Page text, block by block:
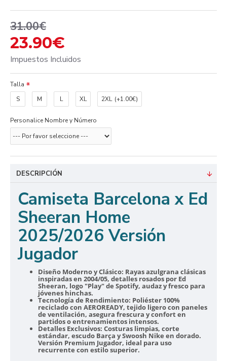
23.90€
31.00€
Impuestos Incluidos
Talla
S
M L XL 2XL (+1.00€)
Personalice Nombre y Número
DESCRIPCIÓN
Camiseta Barcelona x Ed
Sheeran Home
2025/2026 Versión
Jugador
Diseño Moderno y Clásico: Rayas azulgrana clásicas
inspiradas en 2004/05, detalles rosados por Ed
Sheeran, logo "Play" de Spotify, audaz y fresco para
jóvenes hinchas.
Tecnología de Rendimiento: Poliéster 100%
reciclado con AEROREADY, tejido ligero con paneles
de ventilación, asegura frescura y confort en
partidos o entrenamientos intensos.
Detalles Exclusivos: Costuras limpias, corte
estándar, escudo Barça y Swoosh Nike en dorado.
Versión Premium Jugador, ideal para uso
recurrente con estilo superior.